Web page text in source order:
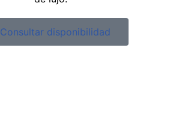
Consultar disponibilidad